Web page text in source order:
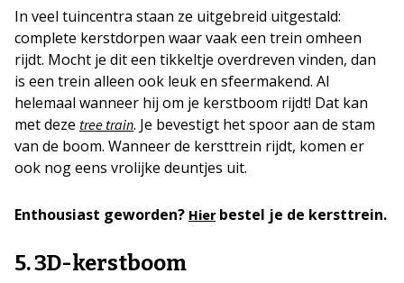
In veel tuincentra staan ze uitgebreid uitgestald:
complete kerstdorpen waar vaak een trein omheen
rijdt. Mocht je dit een tikkeltje overdreven vinden, dan
is een trein alleen ook leuk en sfeermakend. Al
helemaal wanneer hij om je kerstboom rijdt! Dat kan
met deze tree train. Je bevestigt het spoor aan de stam
van de boom. Wanneer de kersttrein rijdt, komen er
ook nog eens vrolijke deuntjes uit.
Enthousiast geworden? Hierbestel je de kersttrein.
5. 3D-kerstboom